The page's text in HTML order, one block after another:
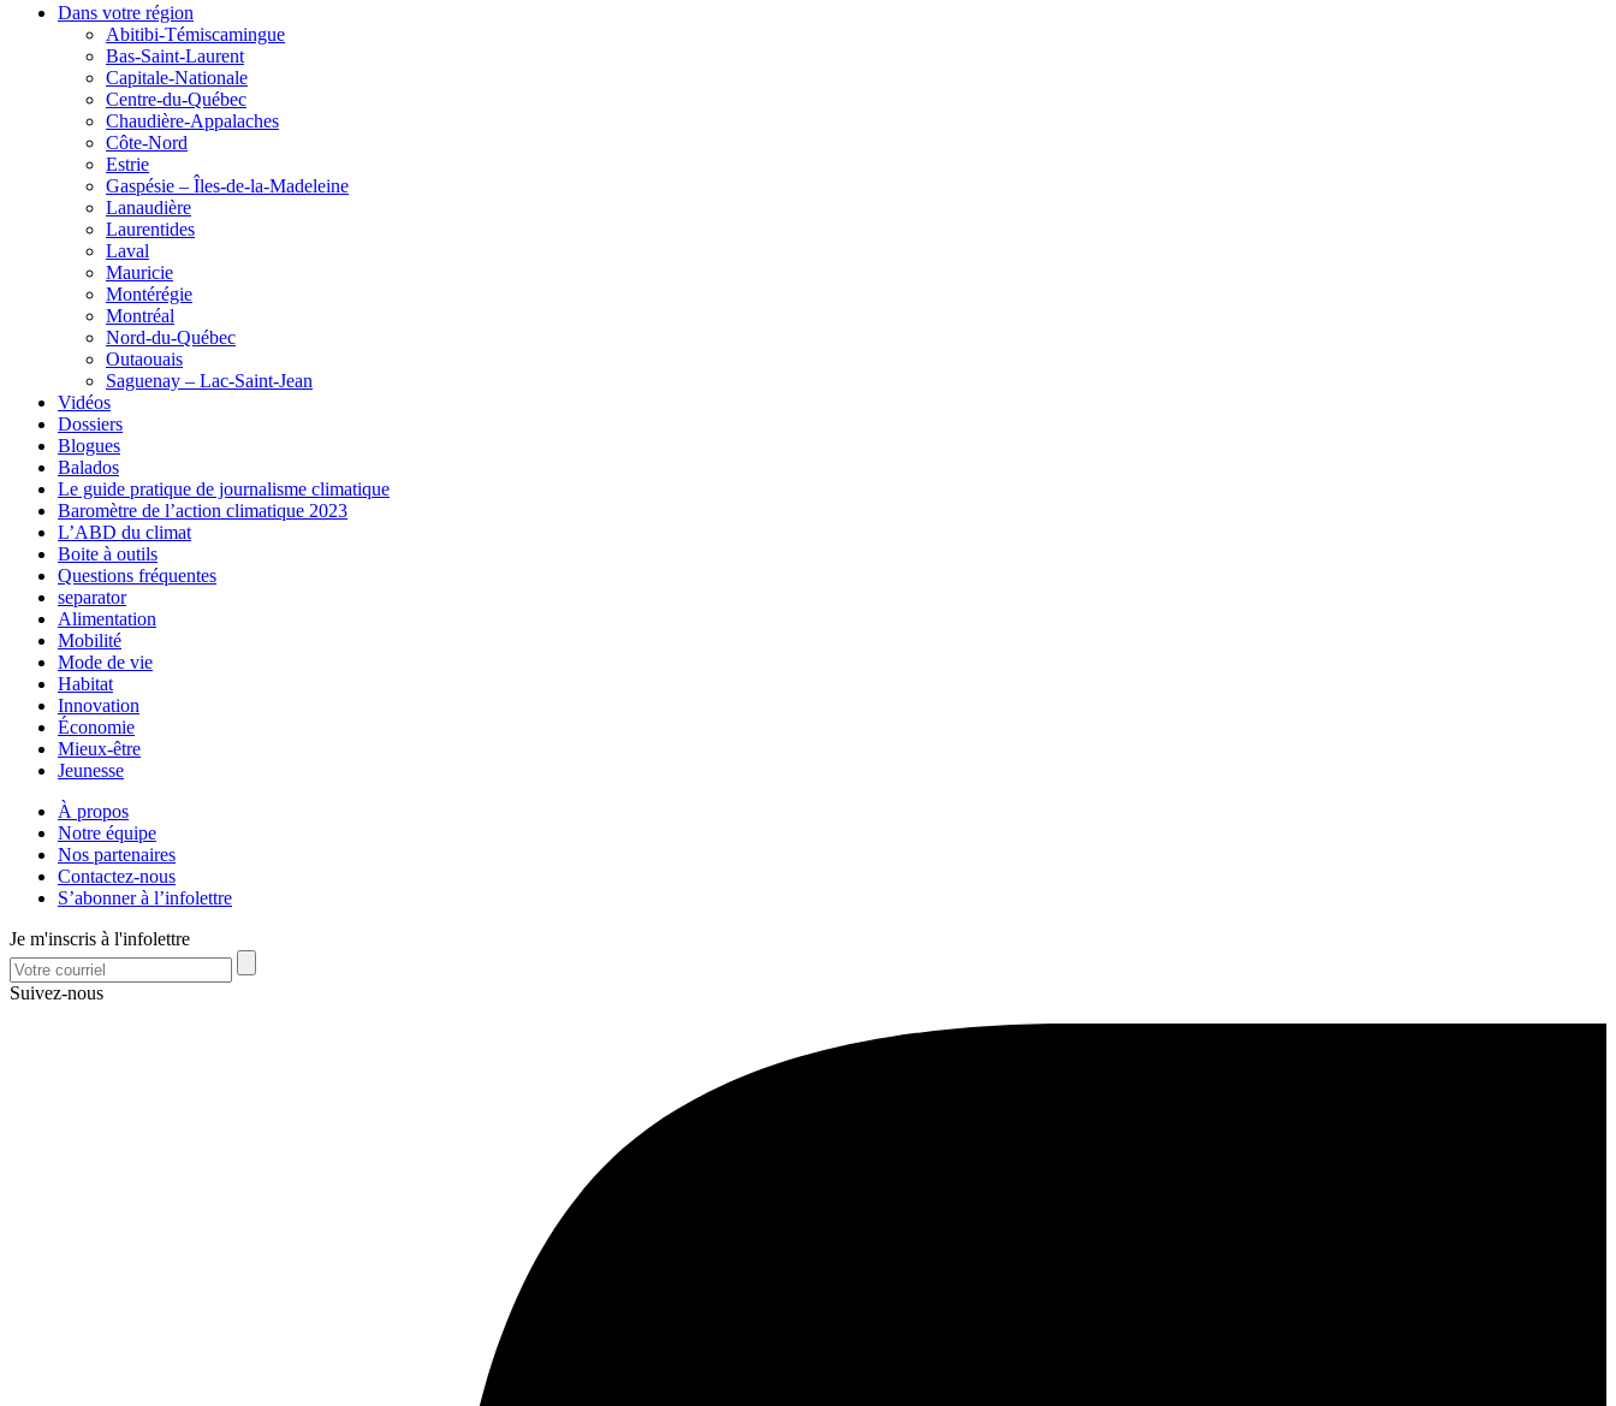
Dans votre région
Abitibi-Témiscamingue
Bas-Saint-Laurent
Capitale-Nationale
Centre-du-Québec
Chaudière-Appalaches
Côte-Nord
Estrie
Gaspésie – Îles-de-la-Madeleine
Lanaudière
Laurentides
Laval
Mauricie
Montérégie
Montréal
Nord-du-Québec
Outaouais
Saguenay – Lac-Saint-Jean
Vidéos
Dossiers
Blogues
Balados
Le guide pratique de journalisme climatique
Baromètre de l’action climatique 2023
L’ABD du climat
Boite à outils
Questions fréquentes
separator
Alimentation
Mobilité
Mode de vie
Habitat
Innovation
Économie
Mieux-être
Jeunesse
À propos
Notre équipe
Nos partenaires
Contactez-nous
S’abonner à l’infolettre
Je m'inscris à l'infolettre
Suivez-nous